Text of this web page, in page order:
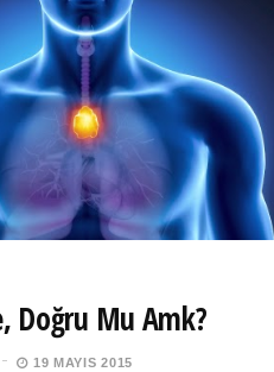
Doğru Mu Amk?
19 MAYIS 2015